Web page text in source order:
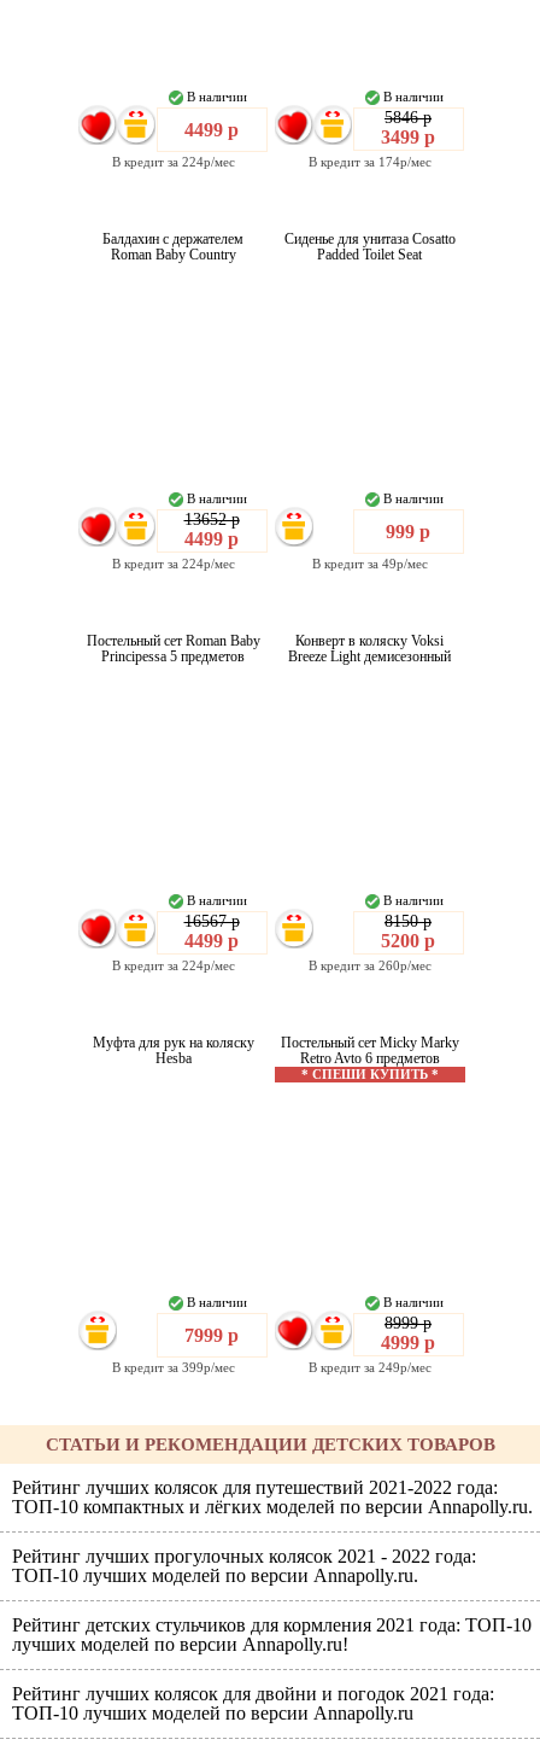
В наличии
4499 р
В кредит за 224р/мес
В наличии
5846 р
3499 р
В кредит за 174р/мес
Балдахин с держателем
Roman Baby Country
В наличии
13652 р
4499 р
В кредит за 224р/мес
Сиденье для унитаза Cosatto
Padded Toilet Seat
В наличии
999 р
В кредит за 49р/мес
Постельный сет Roman Baby
Principessa 5 предметов
В наличии
16567 р
4499 р
В кредит за 224р/мес
Конверт в коляску Voksi
Breeze Light демисезонный
В наличии
8150 р
5200 р
В кредит за 260р/мес
Муфта для рук на коляску
Hesba
В наличии
7999 р
В кредит за 399р/мес
Постельный сет Micky Marky
Retro Avto 6 предметов
* СПЕШИ КУПИТЬ *
В наличии
8999 р
4999 р
В кредит за 249р/мес
СТАТЬИ И РЕКОМЕНДАЦИИ ДЕТСКИХ ТОВАРОВ
Рейтинг лучших колясок для путешествий 2021-2022 года:
ТОП-10 компактных и лёгких моделей по версии Annapolly.ru.
Рейтинг лучших прогулочных колясок 2021 - 2022 года:
ТОП-10 лучших моделей по версии Annapolly.ru.
Рейтинг детских стульчиков для кормления 2021 года: ТОП-10
лучших моделей по версии Annapolly.ru!
Рейтинг лучших колясок для двойни и погодок 2021 года:
ТОП-10 лучших моделей по версии Annapolly.ru